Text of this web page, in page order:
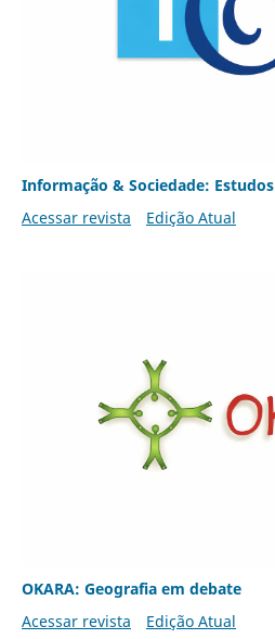
Informação & Sociedade: Estudos
Acessar revista
Edição Atual
OKARA: Geografia em debate
Acessar revista
Edição Atual